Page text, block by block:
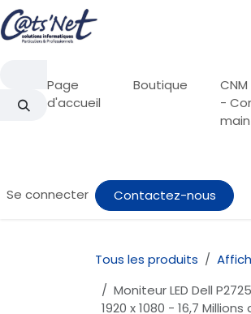
Se rendre au contenu
Page
d'accueil
Boutique
-
Se connecter Contactez-nous
Tous les produits
Moniteur LED Dell
1920 x 1080 - 16,7